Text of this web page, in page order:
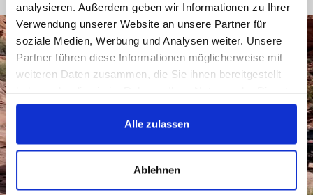
analysieren. Außerdem geben wir Informationen zu Ihrer
Verwendung unserer Website an unsere Partner für
soziale Medien, Werbung und Analysen weiter. Unsere
Partner führen diese Informationen möglicherweise mit
weiteren Daten zusammen, die Sie ihnen bereitgestellt
gesammelt haben.
Alle zulassen
Ablehnen